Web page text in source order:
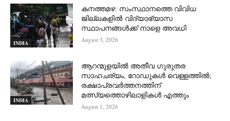
INDIA
കനത്തമഴ: സംസ്ഥാനത്തെ വിവിധ
ജില്ലകളിൽ വിദ്യാഭ്യാസ
സ്ഥാപനങ്ങൾക്ക് നാളെ അവധി
August 3, 2026
INDIA
ആറന്മുളയില്‍ അതീവ ഗുരുതര
സാഹചര്യം, റോഡുകള്‍ വെള്ളത്തില്‍;
രക്ഷാപ്രവര്‍ത്തനത്തിന്
മത്സ്യത്തൊഴിലാളികള്‍ എത്തും
August 1, 2026